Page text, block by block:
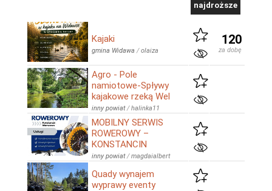
najdroższe
Kajaki
gmina Widawa /olaiza
120
za dobę
Agro - Pole
namiotowe-Spływy
kajakowe rzeką Wel
inny powiat/halinka11
MOBILNY SERWIS
ROWEROWY –
KONSTANCIN
inny powiat/magdaialbert
Quady wynajem
wyprawy eventy